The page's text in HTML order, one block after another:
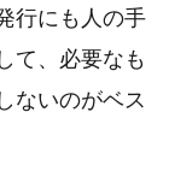
行にも人の手
て、必要なも
ないのがベス